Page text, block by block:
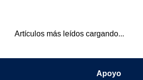
Artículos más leídos cargando...
Apoyo